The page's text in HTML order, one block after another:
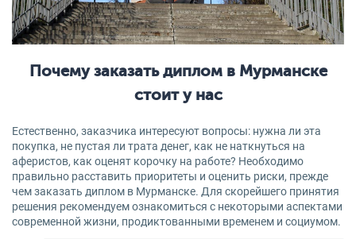
Почему заказать диплом в Мурманске
стоит у нас
Естественно, заказчика интересуют вопросы: нужна ли эта
покупка, не пустая ли трата денег, как не наткнуться на
аферистов, как оценят корочку на работе? Необходимо
правильно расставить приоритеты и оценить риски, прежде
чем заказать диплом в Мурманске. Для скорейшего принятия
решения рекомендуем ознакомиться с некоторыми аспектами
современной жизни, продиктованными временем и социумом.